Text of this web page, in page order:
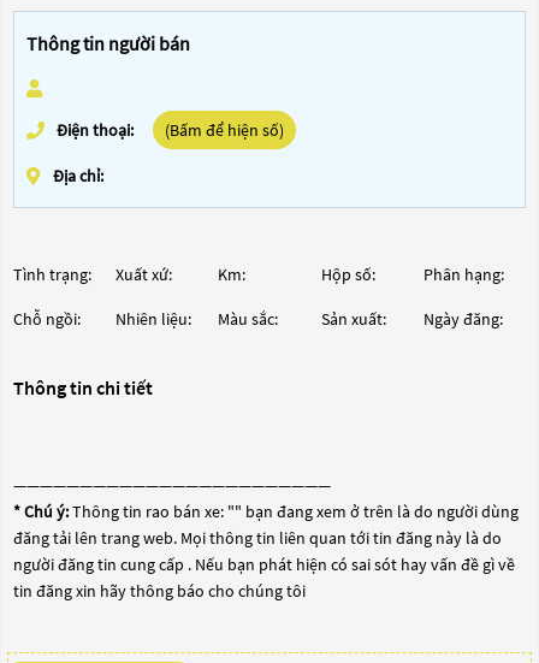
Thông tin người bán
Điện thoại: (Bấm để hiện số)
Địa chỉ:
Tình trạng: Xuất xứ: Km: Hộp số: Phân hạng:
Chỗ ngồi: Nhiên liệu: Màu sắc: Sản xuất: Ngày đăng:
Thông tin chi tiết
————————————————————————
* Chú ý:Thông tin rao bán xe: "" bạn đang xem ở trên là do người dùng
đăng tải lên trang web. Mọi thông tin liên quan tới tin đăng này là do
người đăng tin cung cấp . Nếu bạn phát hiện có sai sót hay vấn đề gì về
tin đăng xin hãy thông báo cho chúng tôi